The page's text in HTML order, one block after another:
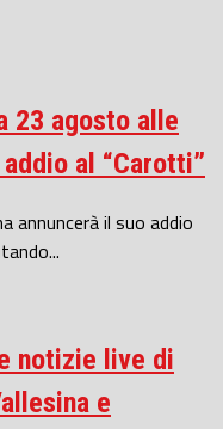
23 agosto alle
al “Carotti”
annuncerà il suo addio
notizie live di
e